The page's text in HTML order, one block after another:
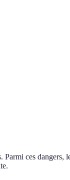
ces dangers,